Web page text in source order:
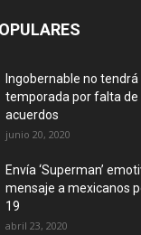
Ingobernable no
temporada por falta de
acuerdos
junio 20, 2020
Envía ‘Superman’
mensaje a mexicanos
19
abril 23, 2020